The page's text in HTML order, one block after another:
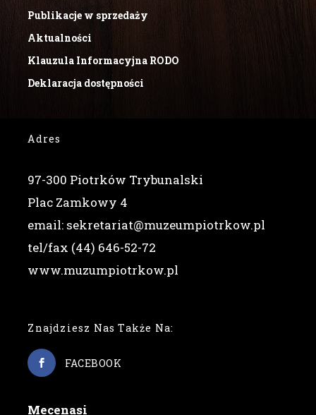
Publikacje w sprzedaży
Aktualności
Klauzula Informacyjna RODO
Deklaracja dostępności
Adres
97-300 Piotrków Trybunalski
Plac Zamkowy 4
email: sekretariat@muzeumpiotrkow.pl
tel/fax (44) 646-52-72
www.muzumpiotrkow.pl
Znajdziesz Nas Także Na:
FACEBOOK
Mecenasi